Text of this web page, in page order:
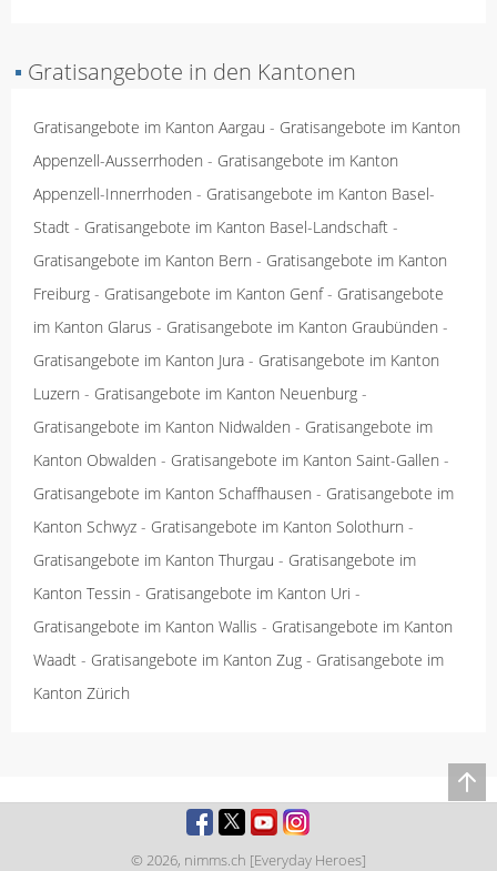
▪ Gratisangebote in den Kantonen
Gratisangebote im Kanton Aargau - Gratisangebote im Kanton
Appenzell-Ausserrhoden - Gratisangebote im Kanton
Appenzell-Innerrhoden - Gratisangebote im Kanton Basel-
Stadt - Gratisangebote im Kanton Basel-Landschaft -
Gratisangebote im Kanton Bern - Gratisangebote im Kanton
Freiburg - Gratisangebote im Kanton Genf- Gratisangebote
im Kanton Glarus - Gratisangebote im Kanton Graubünden -
Gratisangebote im Kanton Jura - Gratisangebote im Kanton
Luzern - Gratisangebote im Kanton Neuenburg -
Gratisangebote im Kanton Nidwalden - Gratisangebote im
Kanton Obwalden - Gratisangebote im Kanton Saint-Gallen -
Gratisangebote im Kanton Schaffhausen - Gratisangebote im
Kanton Schwyz - Gratisangebote im Kanton Solothurn -
Gratisangebote im Kanton Thurgau - Gratisangebote im
Kanton Tessin - Gratisangebote im Kanton Uri -
Gratisangebote im Kanton Wallis - Gratisangebote im Kanton
Waadt - Gratisangebote im Kanton Zug - Gratisangebote im
Kanton Zürich
© 2026, nimms.ch [Everyday Heroes]